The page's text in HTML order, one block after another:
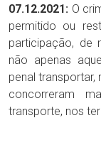
07.12.2021: O
permitido ou
participação, de
não apenas
penal
concorreram
transporte, nos